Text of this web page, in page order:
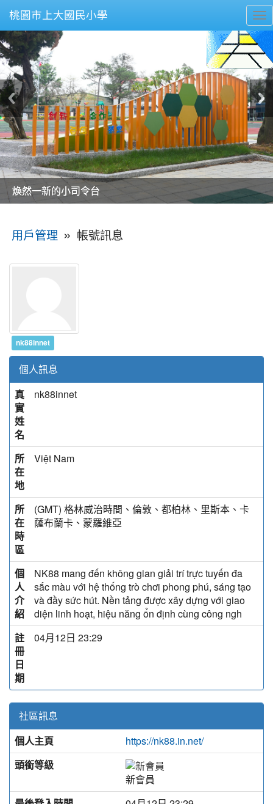
桃園市上大國民小學
美麗的操場是我們活力的來源
美麗的操場是我們活力的來源
煥然一新的小司令台
煥然一新的小司令台
富含桃園埤塘田園風光意象的中廊
富含桃園埤塘田園風光意象的中廊
嶄新的中庭廣場
嶄新的中庭廣場
水生池生生不息
水生池生生不息
用戶管理 » 帳號訊息
nk88innet
個人訊息
真
實
姓
名
nk88innet
所
在
地
Việt Nam
所
在
時
區
(GMT) 格林威治時間、倫敦、都柏林、里斯本、卡
薩布蘭卡、蒙羅維亞
個
人
介
紹
NK88 mang đến không gian giải trí trực tuyến đa
sắc màu với hệ thống trò chơi phong phú, sáng tạo
và đầy sức hút. Nền tảng được xây dựng với giao
diện linh hoạt, hiệu năng ổn định cùng công ngh
註
冊
日
期
04月12日 23:29
社區訊息
個人主頁
https://nk88.in.net/
頭銜等級
新會員